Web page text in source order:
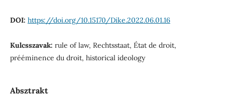
DOI: https://doi.org/10.15170/Dike.2022.06.01.16
Kulcsszavak: rule of law, Rechtsstaat, État de droit,
prééminence du droit, historical ideology
Absztrakt